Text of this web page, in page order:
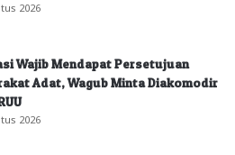
2026
Wajib Mendapat Persetujuan
Adat, Wagub Minta Diakomodir
2026